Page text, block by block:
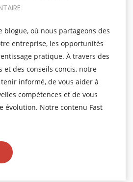
blogue, où nous partageons des
entreprise, les opportunités
pratique. À travers des
et des conseils concis, notre
informé, de vous aider à
compétences et de vous
évolution. Notre contenu Fast